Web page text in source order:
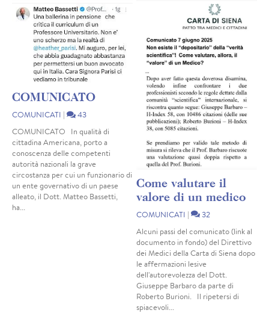
COMUNICATO
COMUNICATI |
43
COMUNICATO In qualità di
cittadina Americana, porto a
conoscenza delle competenti
autorità nazionali la grave
circostanza per cui un funzionario di
un ente governativo di un paese
alleato, il Dott. Matteo Bassetti,
ha...
Come valutare il
valore di un medico
COMUNICATI |
32
Alcuni passi del comunicato (link al
documento in fondo) del Direttivo
dei Medici della Carta di Siena dopo
le affermazioni lesive
dell'autorevolezza del Dott.
Giuseppe Barbaro da parte di
Roberto Burioni. Il ripetersi di
spiacevoli...